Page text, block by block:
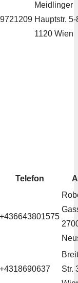
Meidlinger
Hauptstr. 5-
1120 Wien
Telefon
+436643801575
+4318690637
Str.